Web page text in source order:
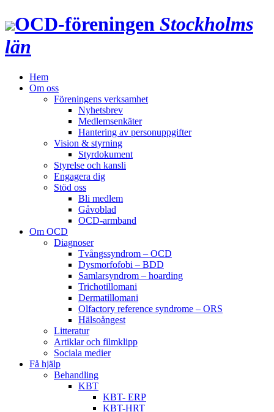
OCD‑föreningen Stockholms
län
Hem
Om oss
Föreningens verksamhet
Nyhetsbrev
Medlemsenkäter
Hantering av personuppgifter
Vision & styrning
Styrdokument
Styrelse och kansli
Engagera dig
Stöd oss
Bli medlem
Gåvoblad
OCD-armband
Om OCD
Diagnoser
Tvångssyndrom – OCD
Dysmorfofobi – BDD
Samlarsyndrom – hoarding
Trichotillomani
Dermatillomani
Olfactory reference syndrome – ORS
Hälsoångest
Litteratur
Artiklar och filmklipp
Sociala medier
Få hjälp
Behandling
KBT
KBT- ERP
KBT-HRT